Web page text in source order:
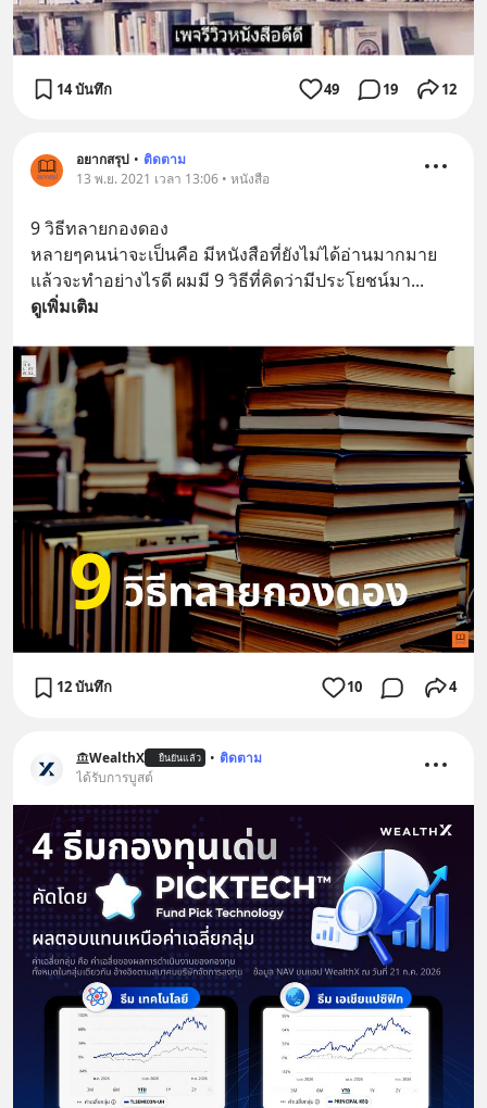
14 บันทึก 49 19 12
อยากสรุป • ติดตาม
13 พ.ย. 2021 เวลา 13:06 • หนังสือ
9 วิธีทลายกองดอง
หลายๆคนน่าจะเป็นคือ มีหนังสือที่ยังไม่ได้อ่านมากมาย
แล้วจะทำอย่างไรดี ผมมี 9 วิธีที่คิดว่ามีประโยชน์มา...
ดูเพิ่มเติม
12 บันทึก 10 4
WealthX ยืนยันแล้ว • ติดตาม
ได้รับการบูสต์